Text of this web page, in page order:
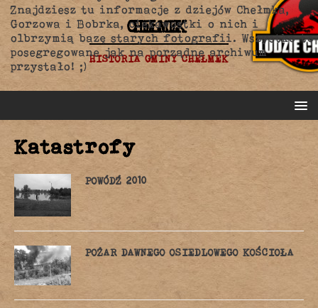
CHEŁMEK
HISTORIA GMINY CHEŁMEK
Znajdziesz tu informacje z dziejów Chełmka,
Gorzowa i Bobrka, ciekawostki o nich i
olbrzymią bazę starych fotografii. Wszystko to
posegregowane jak na porządne archiwum
przystało! ;)
Katastrofy
POWÓDŹ 2010
POŻAR DAWNEGO OSIEDLOWEGO KOŚCIOŁA